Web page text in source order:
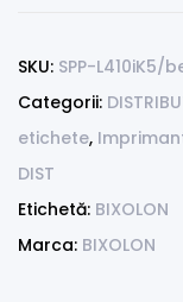
SKU: SPP-L410iK5/
Categorii:
etichete,
DIST
Etichetă: BIXOLON
Marca: BIXOLON